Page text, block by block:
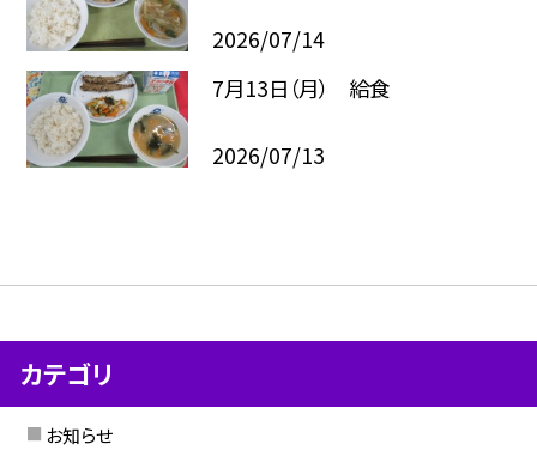
2026/07/14
7月13日（月） 給食
2026/07/13
カテゴリ
お知らせ